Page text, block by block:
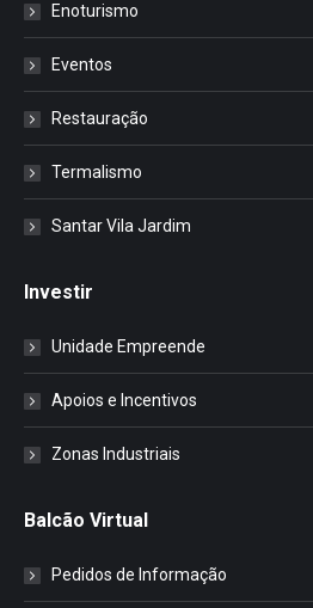
Enoturismo
Eventos
Restauração
Termalismo
Santar Vila Jardim
Investir
Unidade Empreende
Apoios e Incentivos
Zonas Industriais
Balcão Virtual
Pedidos de Informação